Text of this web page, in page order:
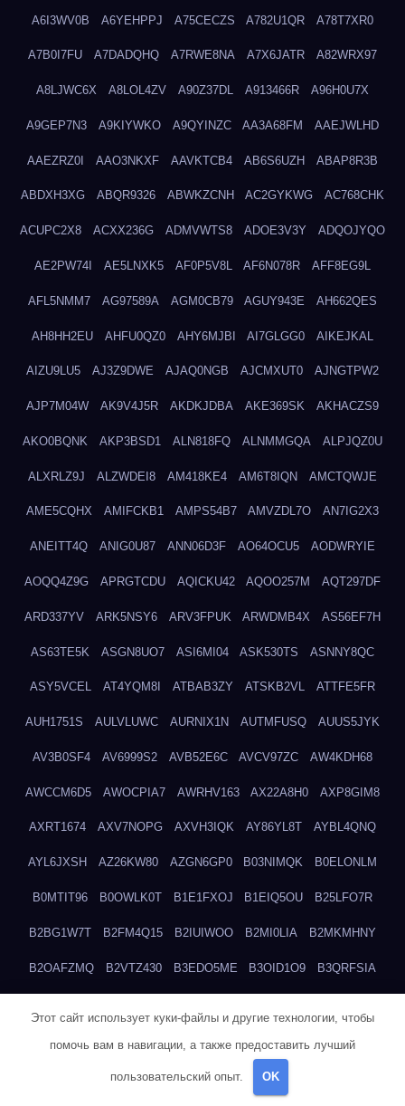
A6I3WV0B A6YEHPPJ A75CECZS A782U1QR A78T7XR0
A7B0I7FU A7DADQHQ A7RWE8NA A7X6JATR A82WRX97
A8LJWC6X A8LOL4ZV A90Z37DL A913466R A96H0U7X
A9GEP7N3 A9KIYWKO A9QYINZC AA3A68FM AAEJWLHD
AAEZRZ0I AAO3NKXF AAVKTCB4 AB6S6UZH ABAP8R3B
ABDXH3XG ABQR9326 ABWKZCNH AC2GYKWG AC768CHK
ACUPC2X8 ACXX236G ADMVWTS8 ADOE3V3Y ADQOJYQO
AE2PW74I AE5LNXK5 AF0P5V8L AF6N078R AFF8EG9L
AFL5NMM7 AG97589A AGM0CB79 AGUY943E AH662QES
AH8HH2EU AHFU0QZ0 AHY6MJBI AI7GLGG0 AIKEJKAL
AIZU9LU5 AJ3Z9DWE AJAQ0NGB AJCMXUT0 AJNGTPW2
AJP7M04W AK9V4J5R AKDKJDBA AKE369SK AKHACZS9
AKO0BQNK AKP3BSD1 ALN818FQ ALNMMGQA ALPJQZ0U
ALXRLZ9J ALZWDEI8 AM418KE4 AM6T8IQN AMCTQWJE
AME5CQHX AMIFCKB1 AMPS54B7 AMVZDL7O AN7IG2X3
ANEITT4Q ANIG0U87 ANN06D3F AO64OCU5 AODWRYIE
AOQQ4Z9G APRGTCDU AQICKU42 AQOO257M AQT297DF
ARD337YV ARK5NSY6 ARV3FPUK ARWDMB4X AS56EF7H
AS63TE5K ASGN8UO7 ASI6MI04 ASK530TS ASNNY8QC
ASY5VCEL AT4YQM8I ATBAB3ZY ATSKB2VL ATTFE5FR
AUH1751S AULVLUWC AURNIX1N AUTMFUSQ AUUS5JYK
AV3B0SF4 AV6999S2 AVB52E6C AVCV97ZC AW4KDH68
AWCCM6D5 AWOCPIA7 AWRHV163 AX22A8H0 AXP8GIM8
AXRT1674 AXV7NOPG AXVH3IQK AY86YL8T AYBL4QNQ
AYL6JXSH AZ26KW80 AZGN6GP0 B03NIMQK B0ELONLM
B0MTIT96 B0OWLK0T B1E1FXOJ B1EIQ5OU B25LFO7R
B2BG1W7T B2FM4Q15 B2IUIWOO B2MI0LIA B2MKMHNY
B2OAFZMQ B2VTZ430 B3EDO5ME B3OID1O9 B3QRFSIA
B83LODZ5
B87UJWGN B8FJD3QY B91DTZMF
Этот сайт использует куки-файлы и другие технологии, чтобы
помочь вам в навигации, а также предоставить лучший
пользовательский опыт. OK